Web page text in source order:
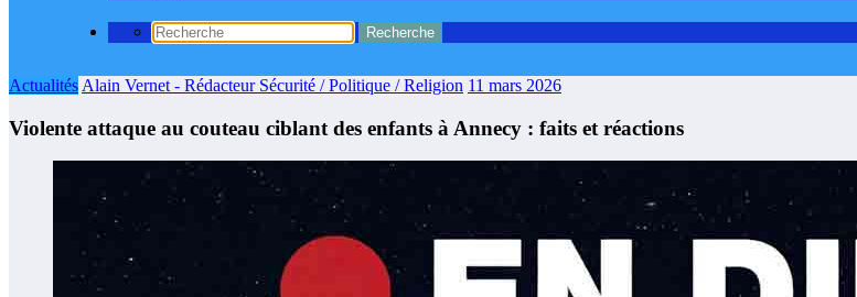
Actualités Alain Vernet - Rédacteur Sécurité / Politique / Religion 11 mars 2026
Violente attaque au couteau ciblant des enfants à Annecy : faits et réactions